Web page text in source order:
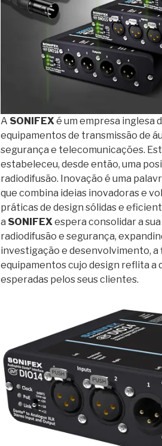
A SONIFEXé um empresa inglesa
equipamentos de transmissão de
segurança e telecomunicações.
estabeleceu, desde então, uma
radiodifusão. Inovação é uma
que combina ideias inovadoras ​​e
práticas de design sólidas e
a SONIFEXespera consolidar a
radiodifusão e segurança,
investigação e desenvolvimento,
equipamentos cujo design reflita a
esperadas pelos seus clientes.